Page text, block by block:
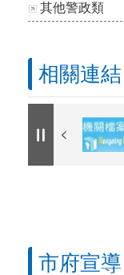
其他警政類
相關連結
市府宣導